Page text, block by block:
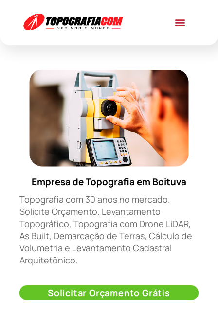
Empresa de Topografia em Boituva
Topografia com 30 anos no mercado.
Solicite Orçamento. Levantamento
Topográfico, Topografia com Drone LiDAR,
As Built, Demarcação de Terras, Cálculo de
Volumetria e Levantamento Cadastral
Arquitetônico.
Solicitar Orçamento Grátis